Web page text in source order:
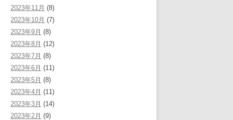
2023年11月 (8)
2023年10月 (7)
2023年9月 (8)
2023年8月 (12)
2023年7月 (8)
2023年6月 (11)
2023年5月 (8)
2023年4月 (11)
2023年3月 (14)
2023年2月 (9)